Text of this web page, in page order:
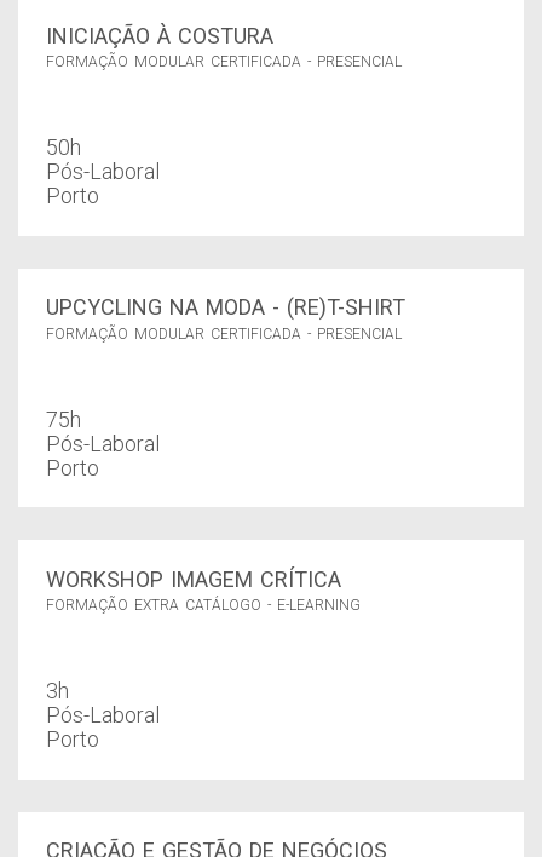
INICIAÇÃO À COSTURA
FORMAÇÃO MODULAR CERTIFICADA - PRESENCIAL
50h
Pós-Laboral
Porto
UPCYCLING NA MODA - (RE)T-SHIRT
FORMAÇÃO MODULAR CERTIFICADA - PRESENCIAL
75h
Pós-Laboral
Porto
WORKSHOP IMAGEM CRÍTICA
FORMAÇÃO EXTRA CATÁLOGO - E-LEARNING
3h
Pós-Laboral
Porto
CRIAÇÃO E GESTÃO DE NEGÓCIOS